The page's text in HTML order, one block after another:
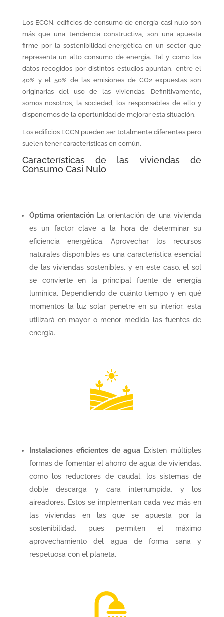
Los ECCN, edificios de consumo de energía casi nulo son
más que una tendencia constructiva, son una apuesta
firme por la sostenibilidad energética en un sector que
representa un alto consumo de energía. Tal y como los
datos recogidos por distintos estudios apuntan, entre el
40% y el 50% de las emisiones de CO2 expuestas son
originarias del uso de las viviendas. Definitivamente,
somos nosotros, la sociedad, los responsables de ello y
disponemos de la oportunidad de mejorar esta situación.
Los edificios ECCN pueden ser totalmente diferentes pero
suelen tener características en común.
Características de las viviendas de
Consumo Casi Nulo
Óptima orientación
La orientación de una vivienda
es un factor clave a la hora de determinar su
eficiencia energética. Aprovechar los recursos
naturales disponibles es una característica esencial
de las viviendas sostenibles, y en este caso, el sol
se convierte en la principal fuente de energía
lumínica. Dependiendo de cuánto tiempo y en qué
momentos la luz solar penetre en su interior, esta
utilizará en mayor o menor medida las fuentes de
energía.
Instalaciones eficientes de agua Existen múltiples
formas de fomentar el ahorro de agua de viviendas,
como los reductores de caudal, los sistemas de
doble descarga y cara interrumpida, y los
aireadores. Estos se implementan cada vez más en
las viviendas en las que se apuesta por la
sostenibilidad, pues permiten el máximo
aprovechamiento del agua de forma sana y
respetuosa con el planeta.